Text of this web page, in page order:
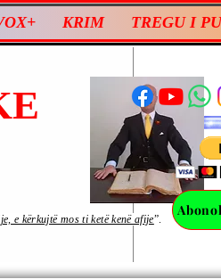
KRIM TREGU I
e kërkujtë mos ti ketë kenë afije”.